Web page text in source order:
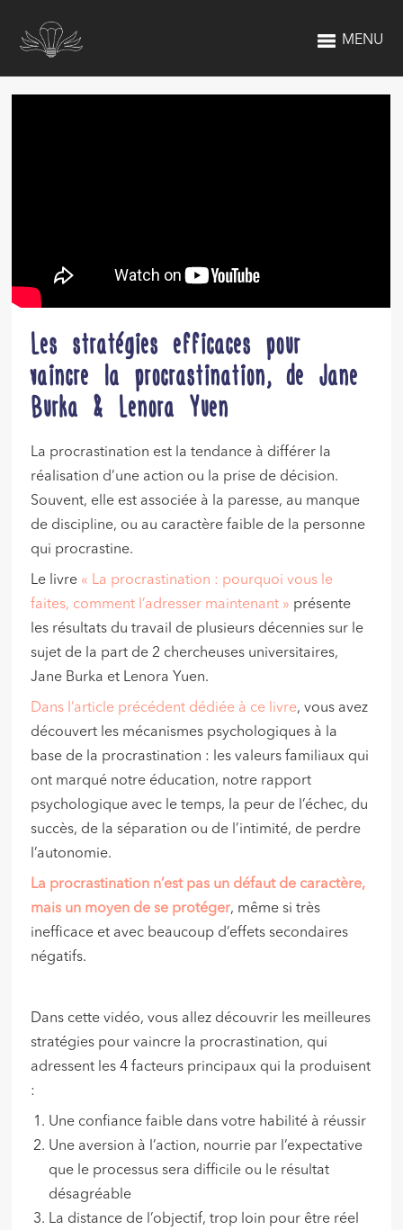
MENU
Les stratégies efficaces pour
vaincre la procrastination, de Jane
Burka & Lenora Yuen
La procrastination est la tendance à différer la
réalisation d’une action ou la prise de décision.
Souvent, elle est associée à la paresse, au manque
de discipline, ou au caractère faible de la personne
qui procrastine.
Le livre « La procrastination : pourquoi vous le
faites, comment l’adresser maintenant » présente
les résultats du travail de plusieurs décennies sur le
sujet de la part de 2 chercheuses universitaires,
Jane Burka et Lenora Yuen.
Dans l’article précédent dédiée à ce livre, vous avez
découvert les mécanismes psychologiques à la
base de la procrastination : les valeurs familiaux qui
ont marqué notre éducation, notre rapport
psychologique avec le temps, la peur de l’échec, du
succès, de la séparation ou de l’intimité, de perdre
l’autonomie.
La procrastination n’est pas un défaut de caractère,
mais un moyen de se protéger, même si très
inefficace et avec beaucoup d’effets secondaires
négatifs.
Dans cette vidéo, vous allez découvrir les meilleures
stratégies pour vaincre la procrastination, qui
adressent les 4 facteurs principaux qui la produisent
:
Une confiance faible dans votre habilité à réussir
Une aversion à l’action, nourrie par l’expectative
que le processus sera difficile ou le résultat
désagréable
La distance de l’objectif, trop loin pour être réel